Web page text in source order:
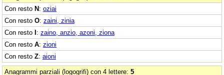
Con resto N: oziai
Con resto O: zaini, zinia
Con resto I: zaino, anzio, azoni, ziona
Con resto A: zioni
Con resto Z: aioni
Anagrammi parziali (logogrifi) con 4 lettere: 5